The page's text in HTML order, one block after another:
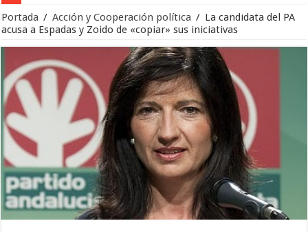
Portada / Acción y Cooperación política / La candidata del PA
acusa a Espadas y Zoido de «copiar» sus iniciativas